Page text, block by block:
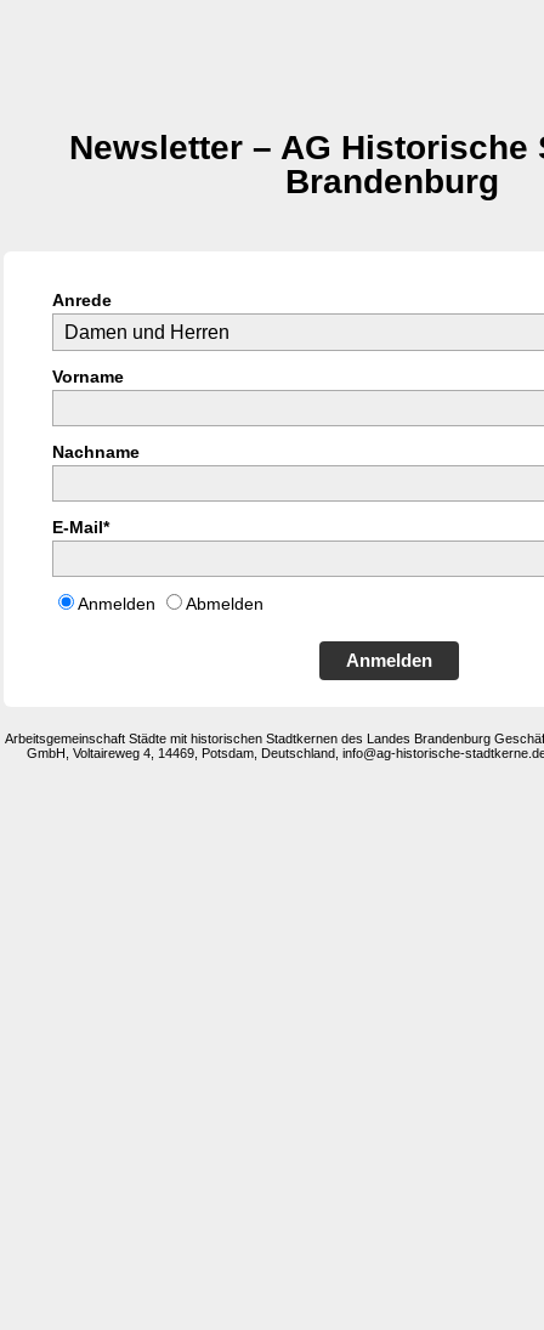
Newsletter – AG Historische
Brandenburg
Anrede
Vorname
Nachname
E-Mail*
Anmelden Abmelden
Anmelden
Arbeitsgemeinschaft Städte mit historischen Stadtkernen des Landes Brandenburg
GmbH, Voltaireweg 4, 14469, Potsdam, Deutschland, info@ag-historische-